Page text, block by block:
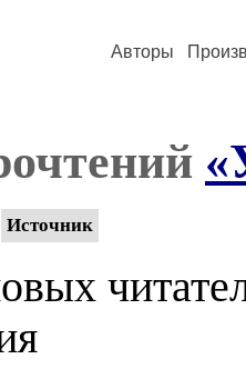
Авторы
Источник